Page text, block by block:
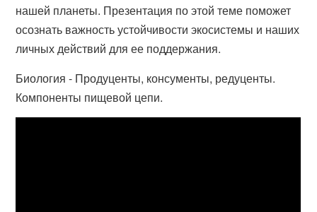
нашей планеты. Презентация по этой теме поможет
осознать важность устойчивости экосистемы и наших
личных действий для ее поддержания.
Биология - Продуценты, консументы, редуценты.
Компоненты пищевой цепи.